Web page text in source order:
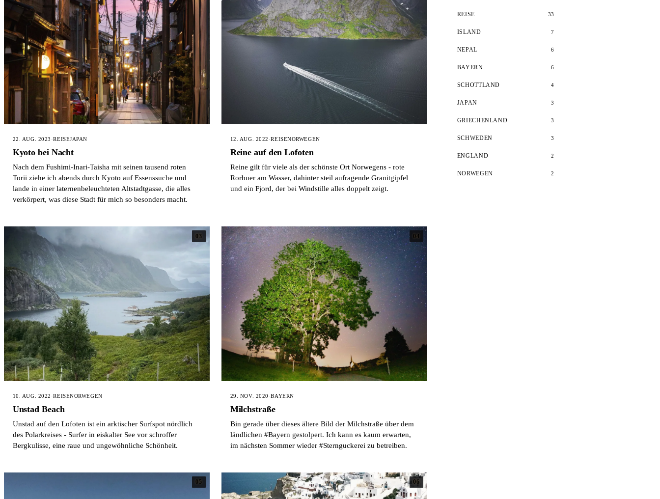
22. AUG. 2023 ·REISEJAPAN
Kyoto bei Nacht
Nach dem Fushimi-Inari-Taisha mit seinen tausend roten
Torii ziehe ich abends durch Kyoto auf Essenssuche und
lande in einer laternenbeleuchteten Altstadtgasse, die alles
verkörpert, was diese Stadt für mich so besonders macht.
12. AUG. 2022 ·REISENORWEGEN
Reine auf den Lofoten
Reine gilt für viele als der schönste Ort Norwegens - rote
Rorbuer am Wasser, dahinter steil aufragende Granitgipfel
und ein Fjord, der bei Windstille alles doppelt zeigt.
03
10. AUG. 2022 ·REISENORWEGEN
Unstad Beach
Unstad auf den Lofoten ist ein arktischer Surfspot nördlich
des Polarkreises - Surfer in eiskalter See vor schroffer
Bergkulisse, eine raue und ungewöhnliche Schönheit.
04
29. NOV. 2020 ·BAYERN
Milchstraße
Bin gerade über dieses ältere Bild der Milchstraße über dem
ländlichen #Bayern gestolpert. Ich kann es kaum erwarten,
im nächsten Sommer wieder #Sternguckerei zu betreiben.
05 06
REISE 33
ISLAND 7
NEPAL 6
BAYERN 6
SCHOTTLAND 4
JAPAN 3
GRIECHENLAND 3
SCHWEDEN 3
ENGLAND 2
NORWEGEN 2